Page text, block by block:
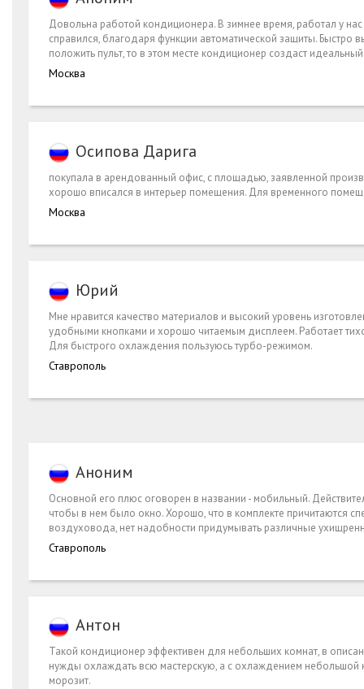
Довольна работой кондиционера. В зимнее время, работал у
справился, благодаря функции автоматической защиты.
положить пульт, то в этом месте кондиционер создаст
Москва
Осипова Дарига
покупала в арендованный офис, с площадью, заявленной
хорошо вписался в интерьер помещения. Для временного
Москва
Юрий
Мне нравится качество материалов и высокий уровень
удобными кнопками и хорошо читаемым дисплеем. Работает
Для быстрого охлаждения пользуюсь турбо-режимом.
Ставрополь
Аноним
Основной его плюс оговорен в названии - мобильный.
чтобы в нем было окно. Хорошо, что в комплекте причитаются
воздуховода, нет надобности придумывать различные
Ставрополь
Антон
Такой кондиционер эффективен для небольших комнат, в
нужды охлаждать всю мастерскую, а с охлаждением небольшой
морозит.